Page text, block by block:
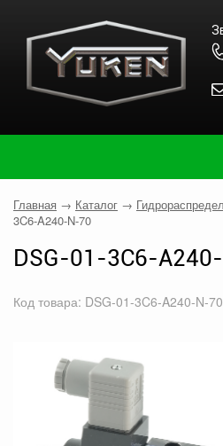
Главная → Каталог →
3C6-A240-N-70
DSG-01-3C6-
Код товара: DSG-01-3C6-A240-N-70